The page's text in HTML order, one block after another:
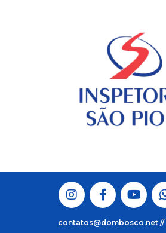
contatos@dombosco.net //